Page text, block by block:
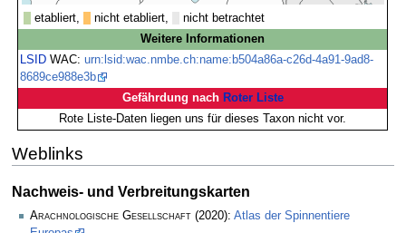
etabliert, nicht etabliert,
nicht betrachtet
Weitere Informationen
LSID WAC:urn:lsid:wac.nmbe.ch:name:b504a86a-c26d-4a91-9ad8-
8689ce988e3b
Gefährdung nach Roter Liste
Rote Liste-Daten liegen uns für dieses Taxon nicht vor.
Weblinks
Nachweis- und Verbreitungskarten
Arachnologische Gesellschaft (2020): Atlas der Spinnentiere